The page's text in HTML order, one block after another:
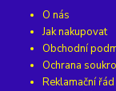
O nás
Jak nakupovat
Obchodní
Ochrana
Reklamační řád